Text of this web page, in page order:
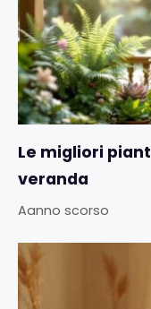
Le migliori
veranda
Aanno scorso